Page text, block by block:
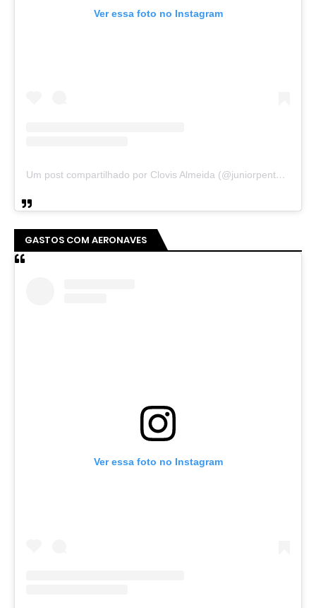
Ver essa foto no Instagram
Um post compartilhado por Clovis Almeida (@juniorpentecoste01)
GASTOS COM AERONAVES
Ver essa foto no Instagram